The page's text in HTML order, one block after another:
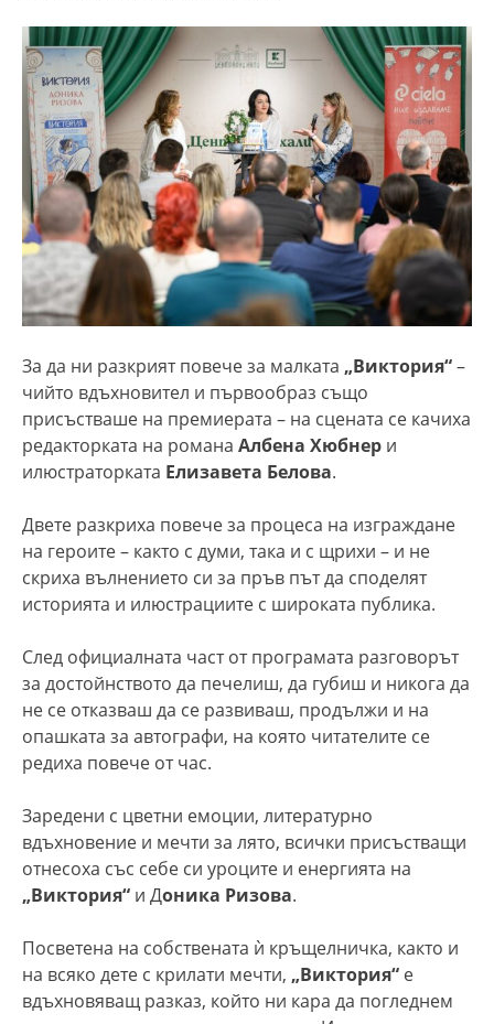
За да ни разкрият повече за малката „Виктория“–
чийто вдъхновител и първообраз също
присъстваше на премиерата – на сцената се качиха
редакторката на романа Албена Хюбнер и
илюстраторката Елизавета Белова.
Двете разкриха повече за процеса на изграждане
на героите – както с думи, така и с щрихи – и не
скриха вълнението си за пръв път да споделят
историята и илюстрациите с широката публика.
След официалната част от програмата разговорът
за достойнството да печелиш, да губиш и никога да
не се отказваш да се развиваш, продължи и на
опашката за автографи, на която читателите се
редиха повече от час.
Заредени с цветни емоции, литературно
вдъхновение и мечти за лято, всички присъстващи
отнесоха със себе си уроците и енергията на
„Виктория“ и Доника Ризова.
Посветена на собствената ѝ кръщелничка, както и
на всяко дете с крилати мечти, „Виктория“ е
вдъхновяващ разказ, който ни кара да погледнем